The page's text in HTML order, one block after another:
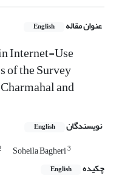
عنوان مقاله English
Internet-Use
of the Survey
and
نویسندگان English
Soheila Bagheri3
چکیده English